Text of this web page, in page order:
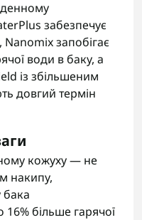
забезпечує
запобігає
води в баку, а
із збільшеним
довгий термін
кожуху — не
накипу,
бака
більше гарячої